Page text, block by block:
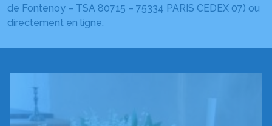
de Fontenoy – TSA 80715 – 75334 PARIS CEDEX 07) ou
directement en ligne.